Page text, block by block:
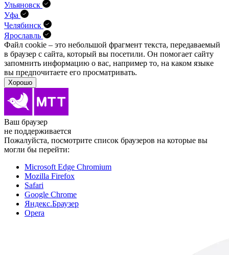
Ульяновск
Уфа
Челябинск
Ярославль
Файл cookie – это небольшой фрагмент текста, передава­емый
в браузер с сайта, который вы посетили. Он помо­гает сайту
запомнить информацию о вас, например то, на каком языке
вы предпочитаете его просматривать.
Хорошо
Ваш браузер
не поддерживается
Пожалуйста, посмотрите список браузеров на которые вы
могли бы перейти:
Microsoft Edge Chromium
Mozilla Firefox
Safari
Google Chrome
Яндекс.Браузер
Opera